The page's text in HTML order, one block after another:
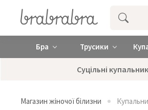
Купити
Бра Трусики
Суцільні
Магазин жіночої білизни